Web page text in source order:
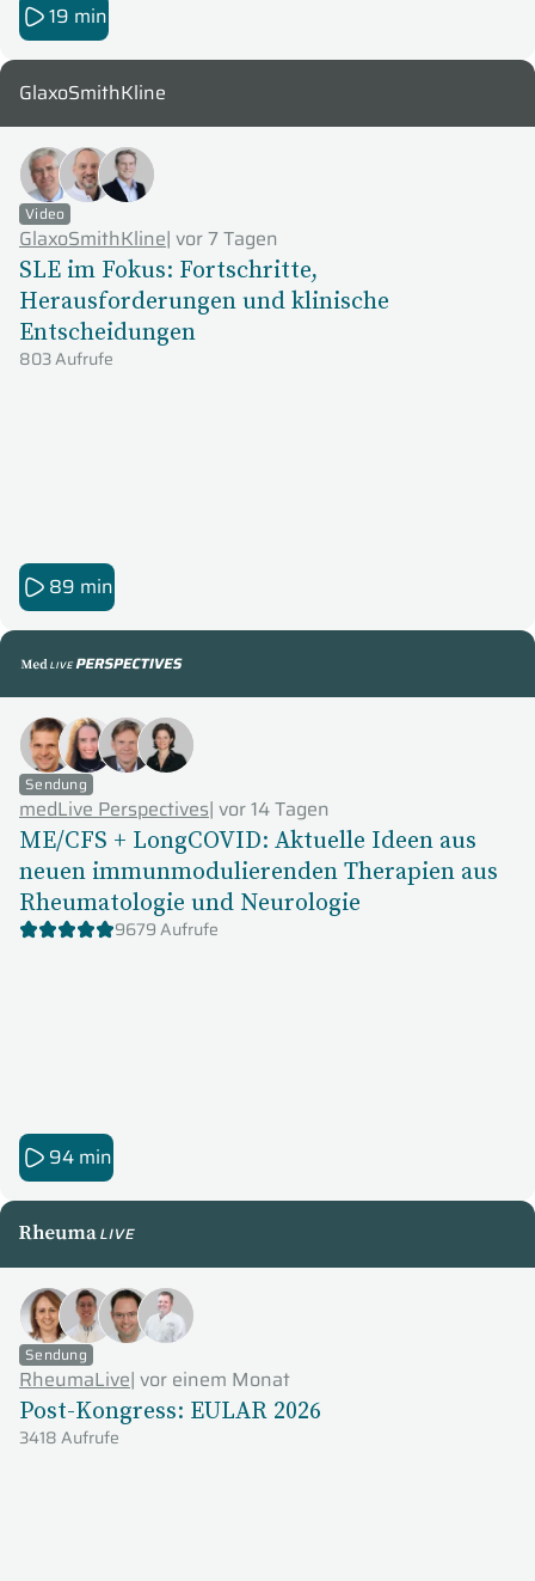
19 min
GlaxoSmithKline
Video
GlaxoSmithKline| vor 7 Tagen
SLE im Fokus: Fortschritte,
Herausforderungen und klinische
Entscheidungen
803 Aufrufe
89 min
medLive Perspectives
Sendung
medLive Perspectives| vor 14 Tagen
ME/CFS + LongCOVID: Aktuelle Ideen aus
neuen immunmodulierenden Therapien aus
Rheumatologie und Neurologie
9679 Aufrufe
94 min
RheumaLive
Sendung
RheumaLive| vor einem Monat
Post-Kongress: EULAR 2026
3418 Aufrufe